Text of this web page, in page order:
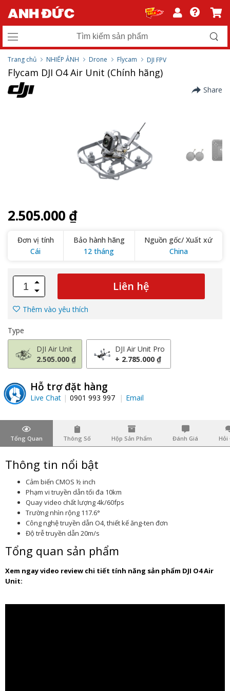
Trang chủ NHIẾP ẢNH Drone Flycam DJI FPV
Flycam DJI O4 Air Unit (Chính hãng)
Share
2.505.000 ₫
Đơn vị tính
Cái
Bảo hành hãng
12 tháng
Nguồn gốc/ Xuất xứ
China
Liên hệ
Thêm vào yêu thích
Type
DJI Air Unit
2.505.000 ₫
DJI Air Unit Pro
+ 2.785.000 ₫
Hỗ trợ đặt hàng
Live Chat 0901 993 997 Email
Tổng Quan Thông Số Hộp Sản Phẩm Đánh Giá Hỏi
Thông tin nổi bật
Cảm biến CMOS ½ inch
Phạm vi truyền dẫn tối đa 10km
Quay video chất lượng 4k/60fps
Trường nhìn rộng 117.6°
Công nghệ truyền dẫn O4, thiết kế ăng-ten đơn
Độ trễ truyền dẫn 20m/s
Tổng quan sản phẩm
Xem ngay video review chi tiết tính năng sản phẩm DJI O4 Air
Unit: